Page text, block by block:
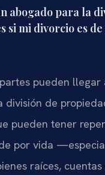
abogado para la
si mi divorcio es
pueden llegar
división de
pueden tener
por vida
raíces,